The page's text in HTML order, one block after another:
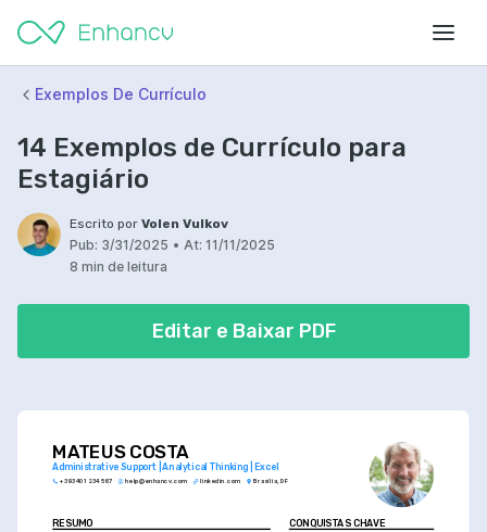
Exemplos De Currículo
14 Exemplos de Currículo para
Estagiário
Escrito por Volen Vulkov
Pub: 3/31/2025 • At: 11/11/2025
8 min de leitura
Editar e Baixar PDF
MATEUS COSTA
Administrative Support | Analytical Thinking | Excel
+393 401 234 567 help@enhancv.com linkedin.com Brasília, DF
RESUMO CONQUISTAS CHAVE